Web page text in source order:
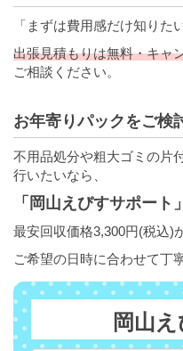
「まずは費用感だけ知りた
出張見積もりは無料・キャ
ご相談ください。
お年寄りパックをご検
不用品処分や粗大ゴミの片
行いたいなら、
「岡山えびすサポート
最安回収価格3,300円(税込)
ご希望の日時に合わせて丁
岡山